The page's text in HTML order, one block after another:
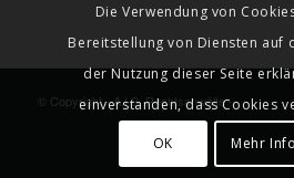
© Copyright - A.I.S. Rechtsanwälte -powered
Die Verwendung von
Bereitstellung von Diensten auf
der Nutzung dieser Seite
einverstanden, dass Cookies
OK Mehr